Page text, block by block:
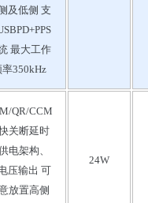
及低侧 支
最大工作
350kHz
QR/CCM
关断延时
电架构、
压输出 可
放置高侧
24W